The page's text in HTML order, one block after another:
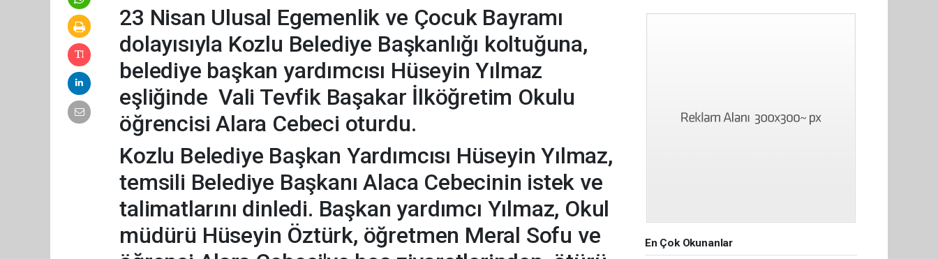
23 Nisan Ulusal Egemenlik ve Çocuk Bayramı
dolayısıyla Kozlu Belediye Başkanlığı koltuğuna,
belediye başkan yardımcısı Hüseyin Yılmaz
eşliğinde Vali Tevfik Başakar İlköğretim Okulu
öğrencisi Alara Cebeci oturdu.
Kozlu Belediye Başkan Yardımcısı Hüseyin Yılmaz,
temsili Belediye Başkanı Alaca Cebecinin istek ve
talimatlarını dinledi. Başkan yardımcı Yılmaz, Okul
müdürü Hüseyin Öztürk, öğretmen Meral Sofu ve
En Çok Okunanlar